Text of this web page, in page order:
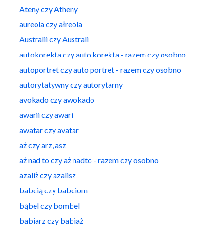
Ateny czy Atheny
aureola czy ałreola
Australii czy Australi
autokorekta czy auto korekta - razem czy osobno
autoportret czy auto portret - razem czy osobno
autorytatywny czy autorytarny
avokado czy awokado
awarii czy awari
awatar czy avatar
aż czy arz, asz
aż nad to czy aż nadto - razem czy osobno
azaliż czy azalisz
babcią czy babciom
bąbel czy bombel
babiarz czy babiaż